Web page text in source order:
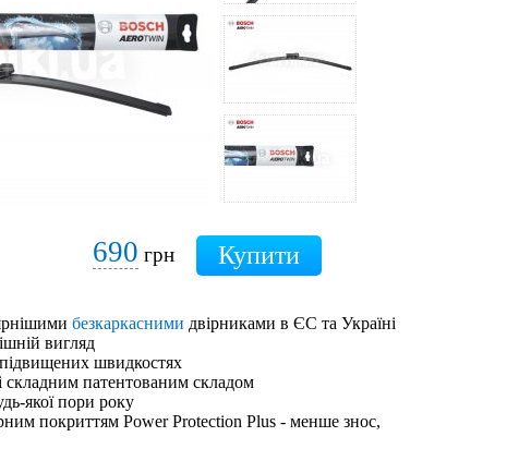
690 грн
безкаркасними двірниками в ЄС та Україні
вигляд
швидкостях
складним патентованим складом
якої пори року
покриттям Power Protection Plus - менше знос,